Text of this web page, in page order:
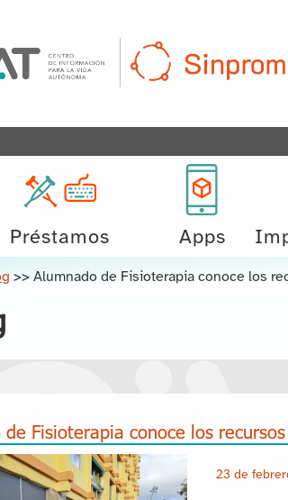
Préstamos Apps
>> Alumnado de Fisioterapia conoce los
Fisioterapia conoce los
23 de